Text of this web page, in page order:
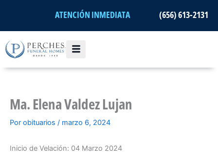
ATENCIÓN INMEDIATA (656) 613-2131
Ma. Elena Valdez Lujan
Por obituarios / marzo 6, 2024
Inicio de Velación: 04 Marzo 2024